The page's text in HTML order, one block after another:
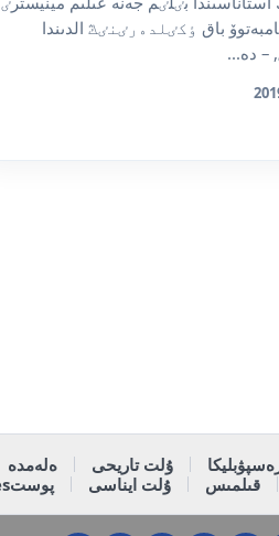
باق ٶكٸلدەرٸنٸڭ الدىندا
– دە...
ۇلت تاريحى ەلەمدە
قىلمىس ۇلت ايناسى پوستtimes